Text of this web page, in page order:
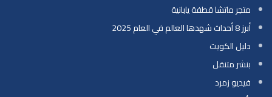
متجر ماتشا قطفة يابانية
أبرز 8 أحداث شهدها العالم في العام 2025
دليل الكويت
بنشر متنقل
فيديو زمرد